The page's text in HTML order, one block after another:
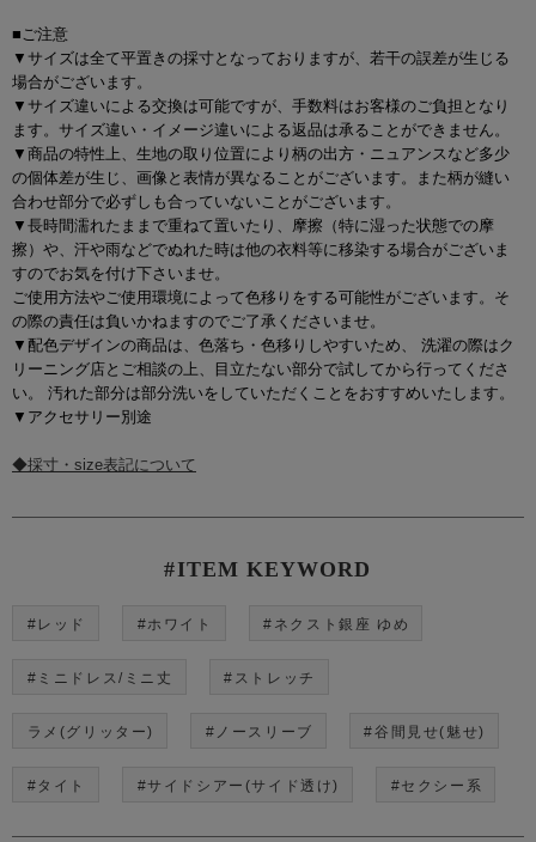
■ご注意
▼サイズは全て平置きの採寸となっておりますが、若干の誤差が生じる
場合がございます。
▼サイズ違いによる交換は可能ですが、手数料はお客様のご負担となり
ます。サイズ違い・イメージ違いによる返品は承ることができません。
▼商品の特性上、生地の取り位置により柄の出方・ニュアンスなど多少
の個体差が生じ、画像と表情が異なることがございます。また柄が縫い
合わせ部分で必ずしも合っていないことがございます。
▼長時間濡れたままで重ねて置いたり、摩擦（特に湿った状態での摩
擦）や、汗や雨などでぬれた時は他の衣料等に移染する場合がございま
すのでお気を付け下さいませ。
ご使用方法やご使用環境によって色移りをする可能性がございます。そ
の際の責任は負いかねますのでご了承くださいませ。
▼配色デザインの商品は、色落ち・色移りしやすいため、 洗濯の際はク
リーニング店とご相談の上、目立たない部分で試してから行ってくださ
い。 汚れた部分は部分洗いをしていただくことをおすすめいたします。
▼アクセサリー別途
◆採寸・size表記について
#ITEM KEYWORD
#レッド #ホワイト #ネクスト銀座 ゆめ
#ミニドレス/ミニ丈 #ストレッチ
ラメ(グリッター) #ノースリーブ #谷間見せ(魅せ)
#タイト #サイドシアー(サイド透け) #セクシー系